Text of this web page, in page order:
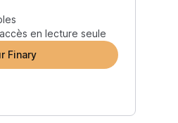
en lecture seule
Finary